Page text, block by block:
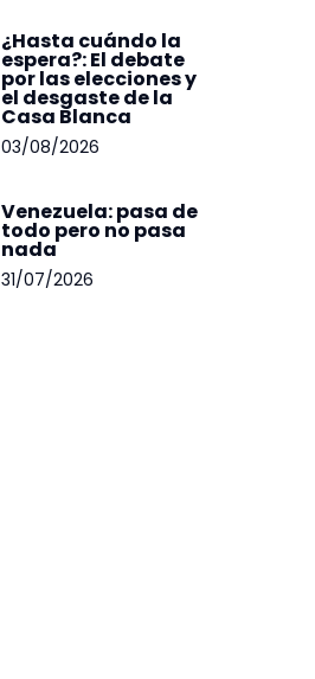
¿Hasta cuándo la
espera?: El debate
por las elecciones y
el desgaste de la
Casa Blanca
03/08/2026
Venezuela: pasa de
todo pero no pasa
nada
31/07/2026